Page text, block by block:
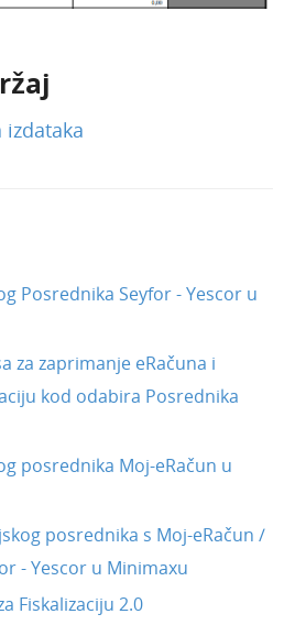
izdataka
Posrednika Seyfor - Yescor u
za zaprimanje eRačuna i
kod odabira Posrednika
posrednika Moj-eRačun u
posrednika s Moj-eRačun /
- Yescor u Minimaxu
Fiskalizaciju 2.0